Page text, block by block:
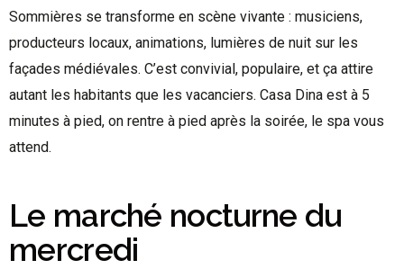
Sommières se transforme en scène vivante : musiciens,
producteurs locaux, animations, lumières de nuit sur les
façades médiévales. C’est convivial, populaire, et ça attire
autant les habitants que les vacanciers. Casa Dina est à 5
minutes à pied, on rentre à pied après la soirée, le spa vous
attend.
Le marché nocturne du
mercredi